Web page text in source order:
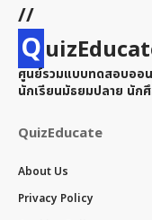
//
Q
ศูนย์รวมแบบทดสอบออ
นักเรียนมัธยมปลาย นัก
QuizEducate
About Us
Privacy Policy